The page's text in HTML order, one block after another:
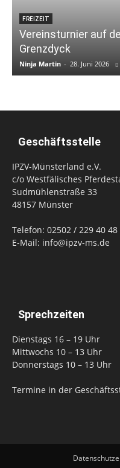
FREIZEIT
Vereinsturnier auf
Grenzdyck
Ninja Martin - 28. Juni 2026
Geschäftsstelle
IPZV-Münsterland e.V.
c/o Westfälisches
Sudmühlenstraße 33
48157 Münster
Telefon: 02502 / 229 40 48
E-Mail: info@ipzv-ms.de
Sprechzeiten
Dienstags 16 – 19 Uhr
Mittwochs 10 – 13 Uhr
Donnerstags 10 – 13 Uhr
Termine in der